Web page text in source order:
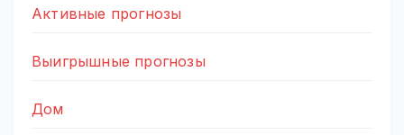
Активные прогнозы
Выигрышные прогнозы
Дом